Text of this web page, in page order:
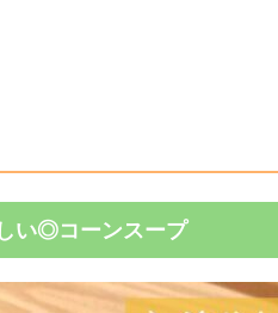
い◎コーンスープ